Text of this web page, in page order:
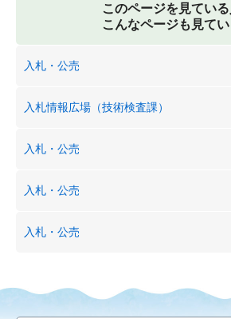
このページを見てい
こんなページも見て
入札・公売
入札情報広場（技術検査課）
入札・公売
入札・公売
入札・公売